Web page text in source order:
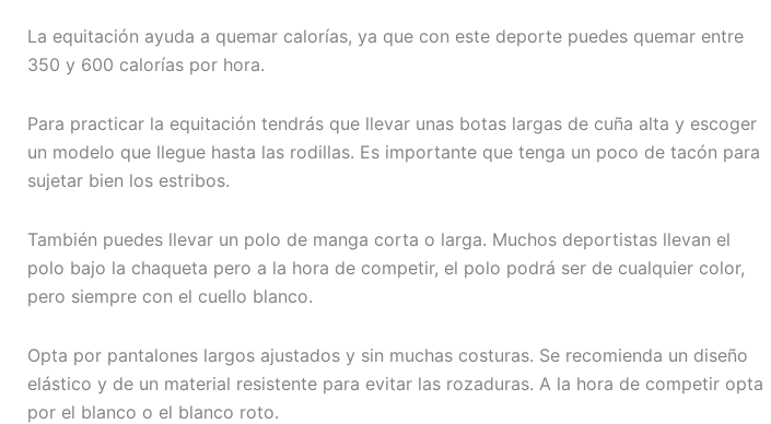
La equitación ayuda a quemar calorías, ya que con este deporte puedes quemar entre
350 y 600 calorías por hora.
Para practicar la equitación tendrás que llevar unas botas largas de cuña alta y escoger
un modelo que llegue hasta las rodillas. Es importante que tenga un poco de tacón para
sujetar bien los estribos.
También puedes llevar un polo de manga corta o larga. Muchos deportistas llevan el
polo bajo la chaqueta pero a la hora de competir, el polo podrá ser de cualquier color,
pero siempre con el cuello blanco.
Opta por pantalones largos ajustados y sin muchas costuras. Se recomienda un diseño
elástico y de un material resistente para evitar las rozaduras. A la hora de competir opta
por el blanco o el blanco roto.